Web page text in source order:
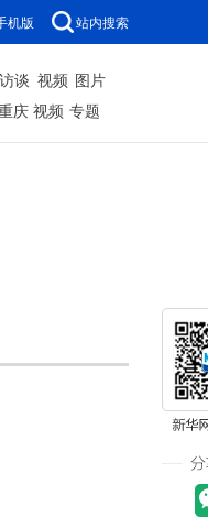
机版 站内搜索
访谈 视频 图片
庆 视频 专题